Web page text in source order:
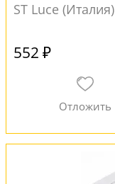
ST Luce (Италия)
552 ₽